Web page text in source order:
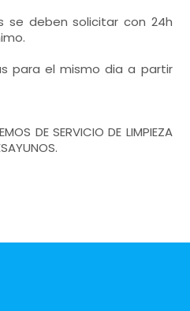
de baño (con ducha
se deben solicitar con 24h
para el mismo dia a partir
DE SERVICIO DE LIMPIEZA